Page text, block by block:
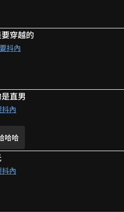
穿越的
抖內
🤣
直男
內
哈哈
內